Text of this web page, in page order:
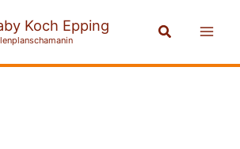
Koch Epping Suchen